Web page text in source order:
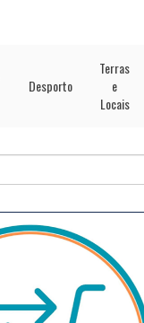
Desporto
Terras
e
Locais